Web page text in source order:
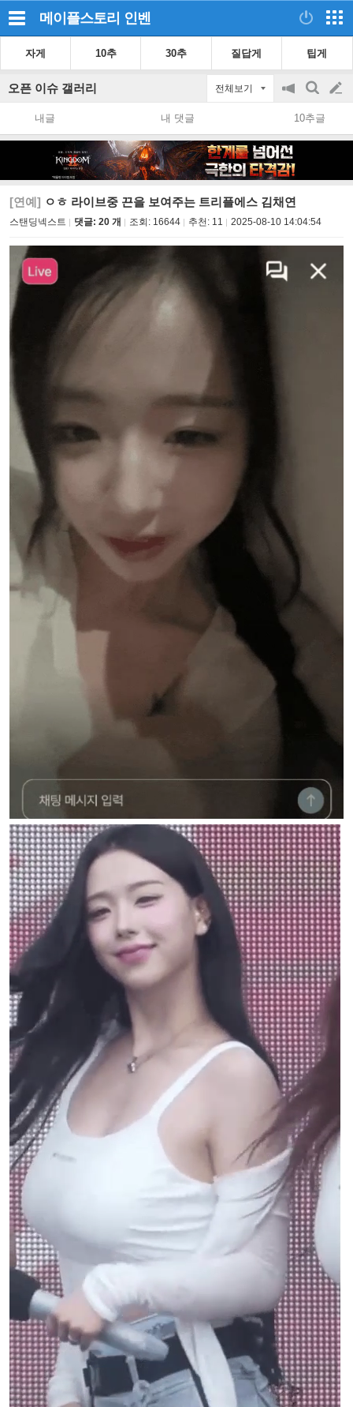
메이플스토리 인벤
자게 10추 30추 질답게 팁게
오픈 이슈 갤러리 전체보기
공
지
on/off
검
색
글
쓰
내글 내 댓글 10추글
[연예] ㅇㅎ 라이브중 끈을 보여주는 트리플에스 김채연
스탠딩넥스트 댓글: 20 개 조회: 16644 추천: 11 2025-08-10 14:04:54